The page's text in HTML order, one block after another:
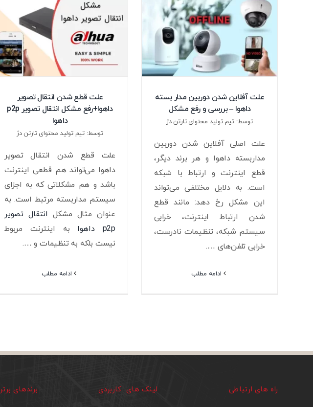
علت آفلاین شدن دوربین مدار بسته
داهوا – بررسی و رفع مشکل
توسط: تیم تولید محتوای تارتن دژ
علت اصلی آفلاین شدن دوربین
مداربسته داهوا و هر برند دیگر،
قطع اینترنت و ارتباط با شبکه
است. به دلایل مختلفی می‌تواند
این مشکل رخ دهد: مانند قطع
شدن ارتباط اینترنت، خرابی
سیستم شبکه، تنظیمات نادرست،
خرابی تلفن‌های ….
ادامه مطلب
علت قطع شدن انتقال تصویر
داهوا+رفع مشکل انتقال تصویر p2p
داهوا
توسط: تیم تولید محتوای تارتن دژ
علت قطع شدن انتقال تصویر
داهوا می‌تواند هم قطعی اینترنت
باشد و هم مشکلاتی که به اجزای
سیستم مداربسته مرتبط است. به
عنوان مثال مشکل انتقال تصویر
p2p داهوا
به اینترنت مربوط
نیست بلکه به تنظیمات و ….
ادامه مطلب
راه های ارتباطی لینک های کاربردی برندهای برتر